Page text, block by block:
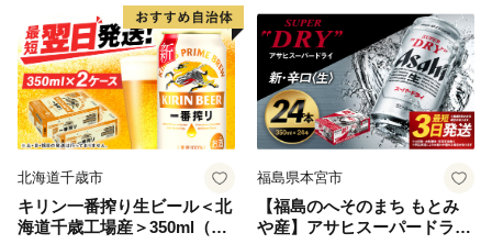
北海道千歳市
キリン一番搾り生ビール＜北
海道千歳工場産＞350ml（24
福島県本宮市
【福島のへそのまち もとみ
や産】アサヒスーパードライ